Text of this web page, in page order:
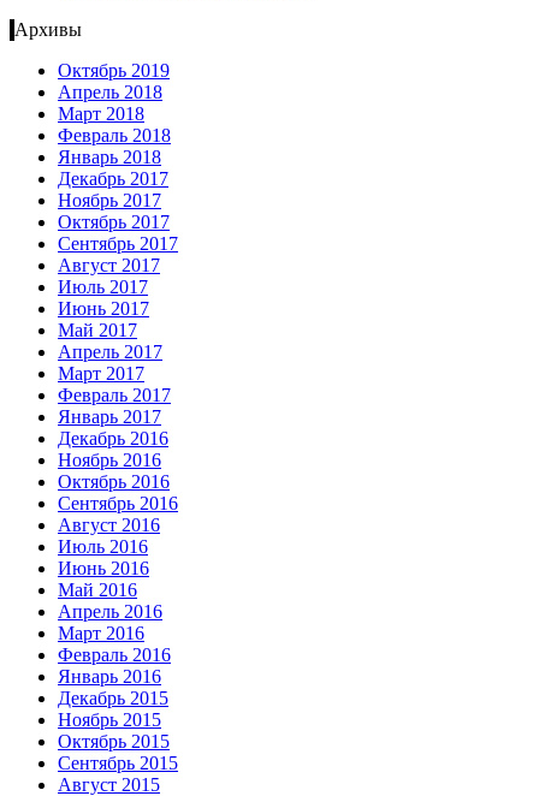
Архивы
Октябрь 2019
Апрель 2018
Март 2018
Февраль 2018
Январь 2018
Декабрь 2017
Ноябрь 2017
Октябрь 2017
Сентябрь 2017
Август 2017
Июль 2017
Июнь 2017
Май 2017
Апрель 2017
Март 2017
Февраль 2017
Январь 2017
Декабрь 2016
Ноябрь 2016
Октябрь 2016
Сентябрь 2016
Август 2016
Июль 2016
Июнь 2016
Май 2016
Апрель 2016
Март 2016
Февраль 2016
Январь 2016
Декабрь 2015
Ноябрь 2015
Октябрь 2015
Сентябрь 2015
Август 2015